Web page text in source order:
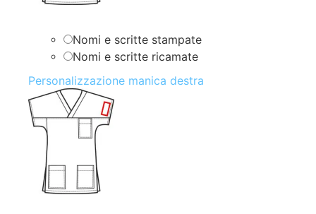
Nomi e scritte stampate
Nomi e scritte ricamate
Personalizzazione manica destra